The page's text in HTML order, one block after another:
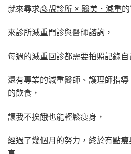
就來尋求彥靚診所 × 醫美．減重
來診所減重門診與醫師諮詢，
每週的減重回診都需要拍照記錄自
還有專業的減重醫師、護理師指
的飲食，
讓我不挨餓也能輕鬆瘦身，
經過了幾個月的努力，終於有點